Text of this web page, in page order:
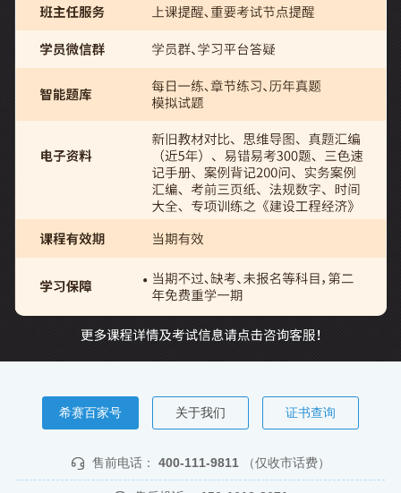
希赛百家号 关于我们 证书查询
售前电话： 400-111-9811 （仅收市话费）